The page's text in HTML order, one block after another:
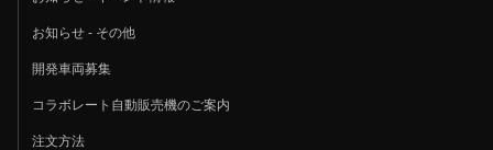
お知らせ - その他
開発車両募集
コラボレート自動販売機のご案内
注文方法